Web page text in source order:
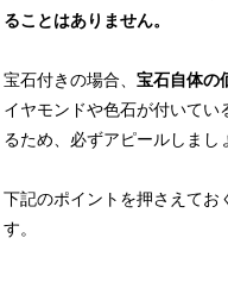
ることはありません。
宝石付きの場合、 宝石自体の
イヤモンドや色石が付いて
るため、必ずアピールしまし
下記のポイントを押さえてお
す。